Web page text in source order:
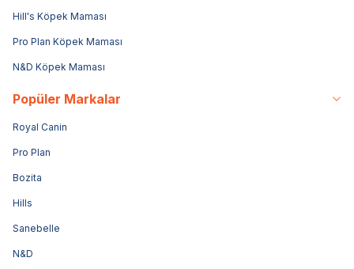
Hill's Köpek Maması
Pro Plan Köpek Maması
N&D Köpek Maması
Popüler Markalar
Royal Canin
Pro Plan
Bozita
Hills
Sanebelle
N&D